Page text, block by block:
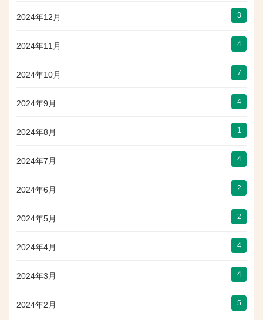
2024年12月 3
2024年11月 4
2024年10月 7
2024年9月 4
2024年8月 1
2024年7月 4
2024年6月 2
2024年5月 2
2024年4月 4
2024年3月 4
2024年2月 5